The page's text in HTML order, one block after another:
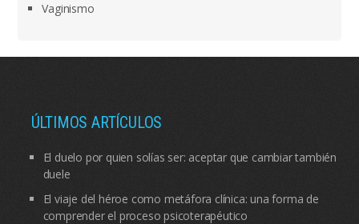
Vaginismo
ÚLTIMOS ARTÍCULOS
El duelo por quien solías ser: aceptar que cambiar también
duele
El viaje del héroe como metáfora clínica: una forma de
comprender el proceso psicoterapéutico